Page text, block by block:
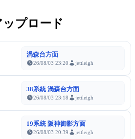
プロード
渦森台方面
26/08/03 23:20 jettleigh
38系統 渦森台方面
26/08/03 23:18 jettleigh
19系統 阪神御影方面
26/08/03 20:39 jettleigh